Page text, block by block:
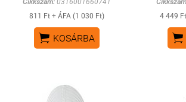
Cikkszám: 0316001660741
811 Ft + ÁFA (1 030 Ft)
 KOSÁRBA
4 449
